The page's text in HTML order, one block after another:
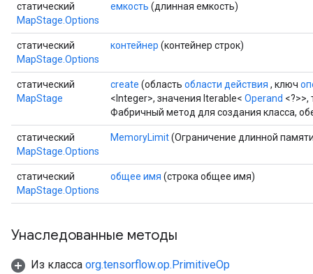
статический
MapStage.Options
емкость (длинная емкость)
статический
MapStage.Options
контейнер (контейнер строк)
статический
MapStage
create (область области действия , ключ
<Integer>, значения Iterable< Operand
Фабричный метод для создания класса,
статический
MapStage.Options
MemoryLimit(Ограничение длинной
статический
MapStage.Options
общее имя (строка общее имя)
Унаследованные методы
Из класса org.tensorflow.op.PrimitiveOp